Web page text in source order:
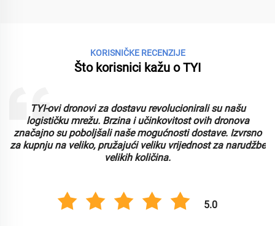
KORISNIČKE RECENZIJE
Što korisnici kažu o TYI
TYI-ovi dronovi za dostavu revolucionirali su našu
logističku mrežu. Brzina i učinkovitost ovih dronova
značajno su poboljšali naše mogućnosti dostave. Izvrsno
za kupnju na veliko, pružajući veliku vrijednost za narudžbe
velikih količina.
5.0